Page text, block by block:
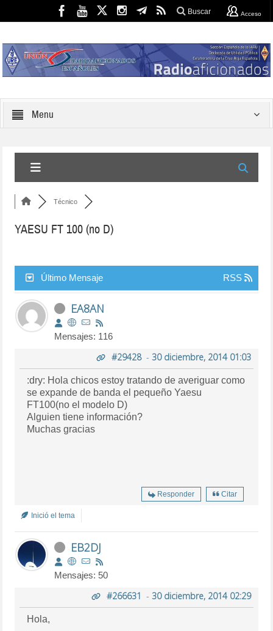
Buscar Acceso
Menu
Técnico
YAESU FT 100 (no D)
Último Mensaje RSS
EA8AN
Mensajes: 116
#29428- 30 diciembre, 2014 01:03
:dry: Hola chicos estoy tratando de averiguar como
se expande de banda el pequeño Yaesu
FT100(no el modelo D)
Alguien tiene información?
Muchas gracias
Responder Citar
Inició el tema
EB2DJ
Mensajes: 50
#266631 - 30 diciembre, 2014 02:29
Hola,